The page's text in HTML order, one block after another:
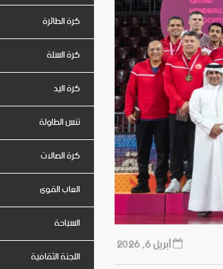
أبريل 6, 2026
كرة الطائرة
كرة السلة
كرة اليد
تنس الطاولة
كرة الصالات
العاب القوى
السباحة
اللجنة الثقافية